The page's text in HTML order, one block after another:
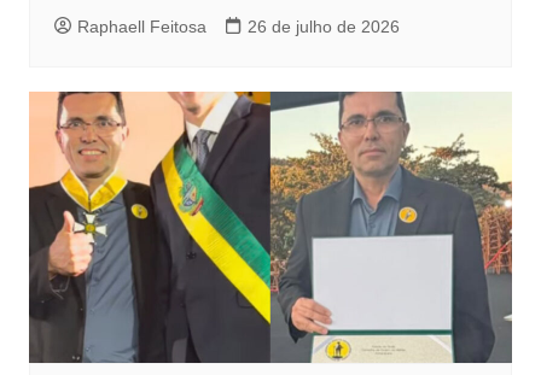
Raphaell Feitosa 26 de julho de 2026